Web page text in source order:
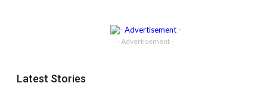
- Advertisement -
Latest Stories